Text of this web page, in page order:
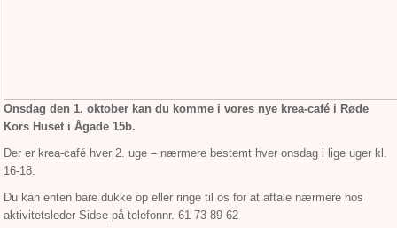
Onsdag den 1. oktober kan du komme i vores nye krea-café i Røde
Kors Huset i Ågade 15b.
Der er krea-café hver 2. uge – nærmere bestemt hver onsdag i lige uger kl.
16-18.
Du kan enten bare dukke op eller ringe til os for at aftale nærmere hos
aktivitetsleder Sidse på telefonnr. 61 73 89 62